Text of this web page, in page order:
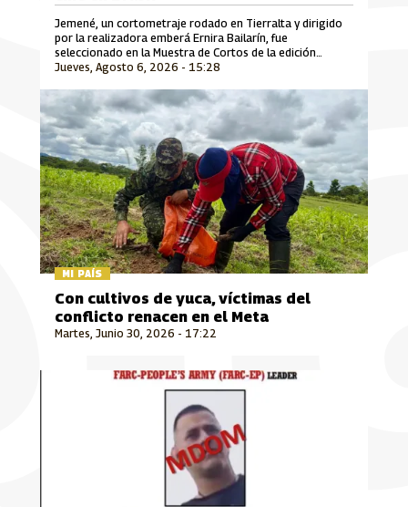
Jueves, Agosto 6, 2026 - 15:28
Jemené, un cortometraje rodado en Tierralta y dirigido
por la realizadora emberá Ernira Bailarín, fue
seleccionado en la Muestra de Cortos de la edición
número 30 del Festival Internacional de Cine Florianópolis
cinematográficos más importantes de Suramérica que se
desarrolla en Brasil.
MI PAÍS
Martes, Junio 30, 2026 - 17:22
Con cultivos de yuca, víctimas del
conflicto renacen en el Meta